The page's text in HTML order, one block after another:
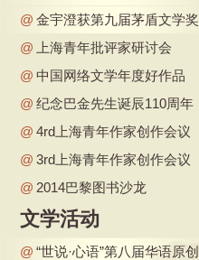
@ 金宇澄获第九届茅盾文学奖
@
上海青年批评家研讨会
@ 中国网络文学年度好作品
@ 纪念巴金先生诞辰110周年
@ 4rd上海青年作家创作会议
@ 3rd上海青年作家创作会议
@ 2014巴黎图书沙龙
文学活动
@ “世说·心语”第八届华语原创